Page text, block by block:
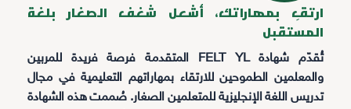
ارتقِ بمهاراتك، أشعل شغف الصغار بلغة
المستقبل
تُقدّم شهادة FELT YL المتقدمة فرصة فريدة للمربين
والمعلمين الطموحين للارتقاء بمهاراتهم التعليمية في مجال
تدريس اللغة الإنجليزية للمتعلمين الصغار. صُممت هذه الشهادة